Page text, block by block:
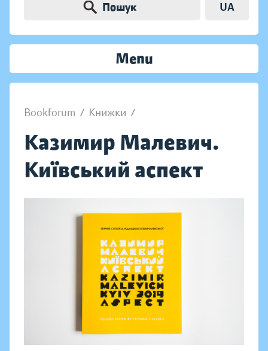
Пошук UA
Menu
Bookforum / Книжки /
Казимир Малевич.
Київський аспект